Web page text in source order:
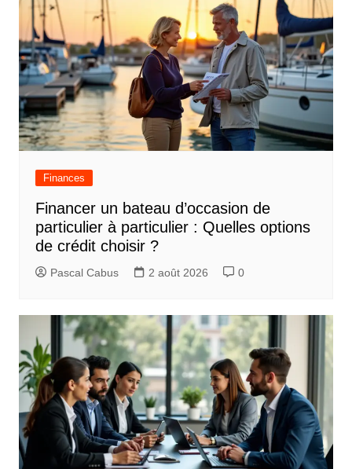
Finances
Financer un bateau d’occasion de
particulier à particulier : Quelles options
de crédit choisir ?
Pascal Cabus 2 août 2026 0